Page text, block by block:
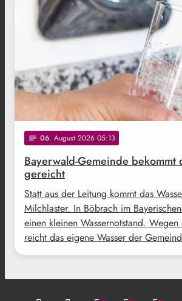
notes 06. August 2026 05:13
Bayerwald-Gemeinde bekommt
gereicht
Statt aus der Leitung kommt das
Milchlaster. In Böbrach im
einen kleinen Wassernotstand.
reicht das eigene Wasser der